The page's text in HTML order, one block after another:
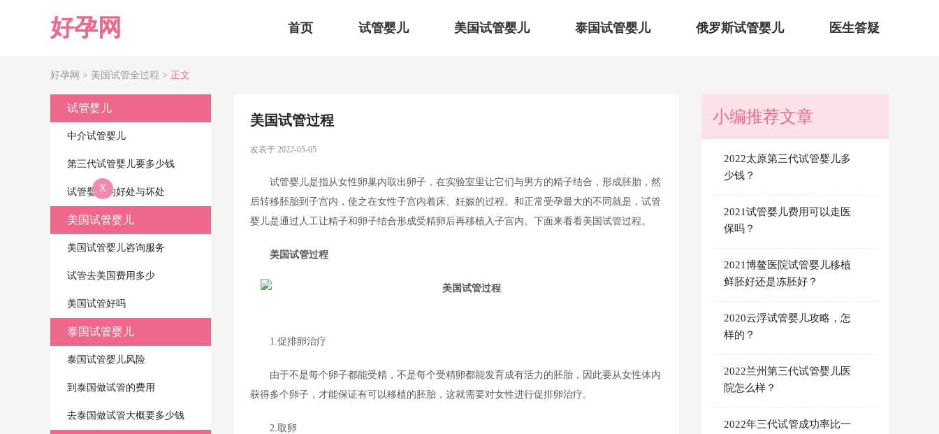
好孕网 首页 试管婴儿 美国试管婴儿 泰国试管婴儿 俄罗斯试管婴儿 医生答疑
好孕网 > 美国试管全过程 > 正文
试管婴儿
中介试管婴儿
第三代试管婴儿要多少钱
试管婴儿的好处与坏处
美国试管婴儿
美国试管婴儿咨询服务
试管去美国费用多少
美国试管好吗
泰国试管婴儿
泰国试管婴儿风险
到泰国做试管的费用
去泰国做试管大概要多少钱
美国试管过程
发表于 2022-05-05
试管婴儿是指从女性卵巢内取出卵子，在实验室里让它们与男方的精子结合，形成胚胎，然
后转移胚胎到子宫内，使之在女性子宫内着床、妊娠的过程。和正常受孕最大的不同就是，试管
婴儿是通过人工让精子和卵子结合形成受精卵后再移植入子宫内。下面来看看美国试管过程。
美国试管过程
1.促排卵治疗
由于不是每个卵子都能受精，不是每个受精卵都能发育成有活力的胚胎，因此要从女性体内
获得多个卵子，才能保证有可以移植的胚胎，这就需要对女性进行促排卵治疗。
2.取卵
小编推荐文章
2022太原第三代试管婴儿多
少钱？
2021试管婴儿费用可以走医
保吗？
2021博鳌医院试管婴儿移植
鲜胚好还是冻胚好？
2020云浮试管婴儿攻略，怎
样的？
2022兰州第三代试管婴儿医
院怎么样？
2022年三代试管成功率比一
X